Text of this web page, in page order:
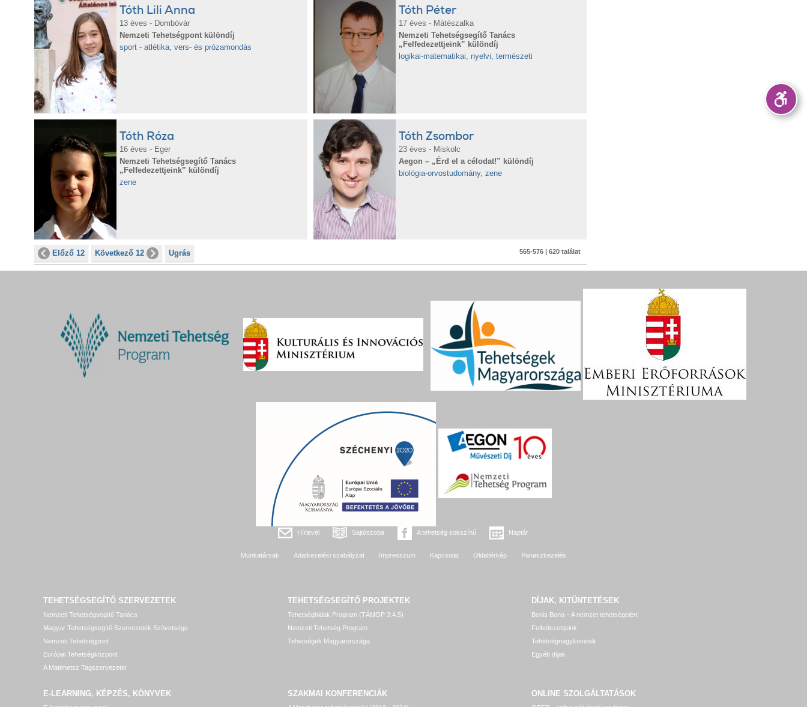
Tóth Lili Anna
13 éves - Dombóvár
Nemzeti Tehetségpont különdíj
sport - atlétika, vers- és prózamondás
Tóth Péter
17 éves - Mátészalka
Nemzeti Tehetségsegítő Tanács
„Felfedezettjeink” különdíj
logikai-matematikai, nyelvi, természeti
Tóth Róza
16 éves - Eger
Nemzeti Tehetségsegítő Tanács
„Felfedezettjeink” különdíj
zene
Tóth Zsombor
23 éves - Miskolc
Aegon – „Érd el a célodat!” különdíj
biológia-orvostudomány, zene
Előző 12 Következő 12 Ugrás 565-576 | 620 találat
Hírlevél Sajtószoba A tehetség sokszínű Naptár
Munkatársak Adatkezelési szabályzat Impresszum Kapcsolat Oldaltérkép Panaszkezelés
TEHETSÉGSEGÍTŐ SZERVEZETEK
Nemzeti Tehetségsegítő Tanács
Magyar Tehetségsegítő Szervezetek Szövetsége
Nemzeti Tehetségpont
Európai Tehetségközpont
A Matehetsz Tagszervezetei
TEHETSÉGSEGÍTŐ PROJEKTEK
Tehetséghidak Program (TÁMOP 3.4.5)
Nemzeti Tehetség Program
Tehetségek Magyarországa
DÍJAK, KITÜNTETÉSEK
Bonis Bona – A nemzet tehetségeiért
Felfedezettjeink
Tehetségnagykövetek
Egyéb díjak
E-LEARNING, KÉPZÉS, KÖNYVEK SZAKMAI KONFERENCIÁK ONLINE SZOLGÁLTATÁSOK